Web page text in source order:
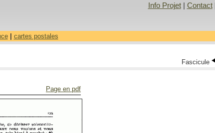
Info Projet| Contact|
| cartes postales
Fascicule
Page en pdf